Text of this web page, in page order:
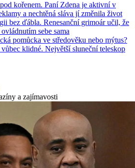
kořenem. Paní Zdena je aktivní v
a nechtěná sláva jí změnila život
bez ďábla. Renesanční grimoár učil, že
sebe sama
pomůcka ve středověku nebo mýtus?
klidné. Největší sluneční teleskop
a zajímavosti